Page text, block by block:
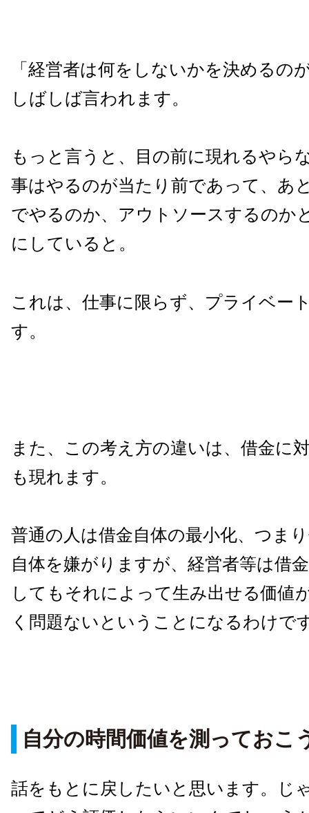
「経営者は何をしないかを決めるの
しばしば言われます。
もっと言うと、目の前に現れるやら
事はやるのが当たり前であって、あ
でやるのか、アウトソースするのか
にしていると。
これは、仕事に限らず、プライベー
す。
また、この考え方の違いは、借金に
も現れます。
普通の人は借金自体の最小化、つま
自体を嫌がりますが、経営者等は借
してもそれによって生み出せる価値
く問題ないということになるわけで
自分の時間価値を測っておこ
話をもとに戻したいと思います。じ